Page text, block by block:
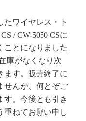
たワイヤレス・ト
/ CW-5050 CSに
ことになりました
庫がなくなり次
ます。販売終了に
せんが、何とぞご
す。今後とも引き
重ねてお願い申し